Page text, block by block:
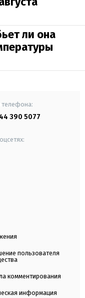
ли она
390 5077
пользователя
комментирования
информация